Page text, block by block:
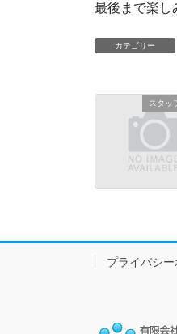
最後まで楽し
カテゴリー
スタッ
プライバシ